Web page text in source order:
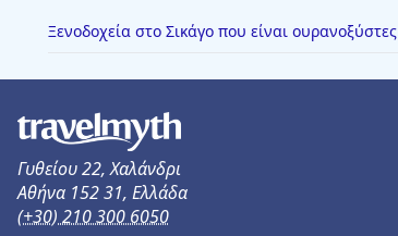
Ξενοδοχεία στο Σικάγο που είναι ουρανοξύστες
Γυθείου 22, Χαλάνδρι
Αθήνα 152 31, Ελλάδα
(+30) 210 300 6050